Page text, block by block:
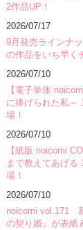
2作品UP！
2026/07/17
9月発売ラインナ
の作品をいち早く
2026/07/10
【電子単体
に捧げられた私～
場！
2026/07/10
【紙版 noicomi
まで教えてあげる
場！
2026/07/10
noicomi vol.171
の契り婚』が表紙